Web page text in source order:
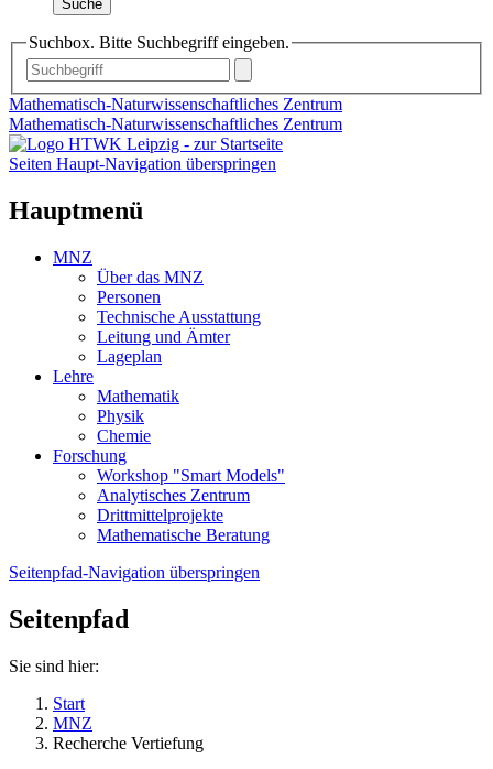
Suche
Suchbox. Bitte Suchbegriff eingeben.
Mathematisch-Naturwissenschaftliches Zentrum
Mathematisch-Naturwissenschaftliches Zentrum
Seiten Haupt-Navigation überspringen
Hauptmenü
MNZ
Über das MNZ
Personen
Technische Ausstattung
Leitung und Ämter
Lageplan
Lehre
Mathematik
Physik
Chemie
Forschung
Workshop "Smart Models"
Analytisches Zentrum
Drittmittelprojekte
Mathematische Beratung
Seitenpfad-Navigation überspringen
Seitenpfad
Sie sind hier:
Start
MNZ
Recherche Vertiefung